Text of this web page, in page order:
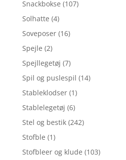
Snackbokse (107)
Solhatte (4)
Soveposer (16)
Spejle (2)
Spejllegetøj (7)
Spil og puslespil (14)
Stableklodser (1)
Stablelegetøj (6)
Stel og bestik (242)
Stofble (1)
Stofbleer og klude (103)